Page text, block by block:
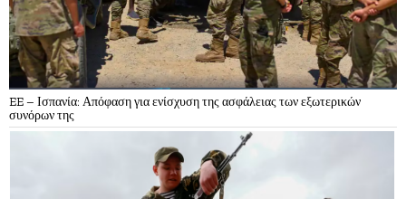
EE – Ισπανία: Απόφαση για ενίσχυση της ασφάλειας των εξωτερικών
συνόρων της